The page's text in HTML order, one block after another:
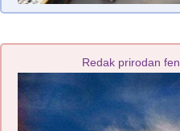
Redak prirodan